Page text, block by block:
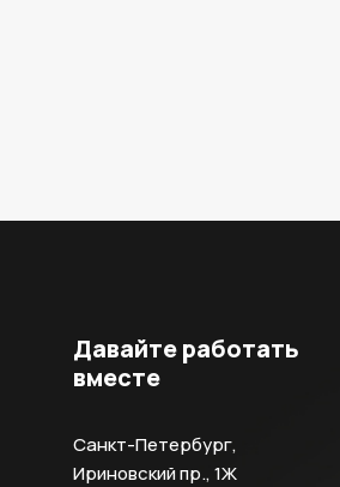
Давайте работать
вместе
Санкт-Петербург,
Ириновский пр., 1Ж